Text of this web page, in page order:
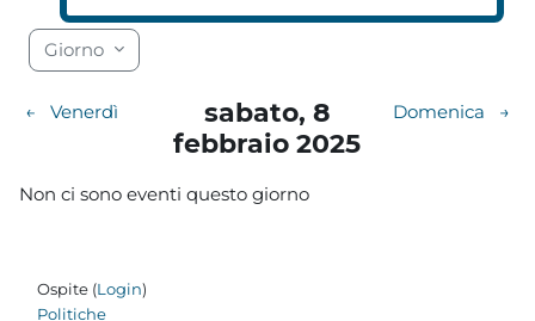
Blocchi
Blocchi
Blocchi
Blocchi
Blocchi
Blocchi
Blocchi
Blocchi
Blocchi
Blocchi
Blocchi
Blocchi
Blocchi
Blocchi
Blocchi
Blocchi
Blocchi
Blocchi
Giorno
← Venerdì
sabato, 8
febbraio 2025
Domenica →
Non ci sono eventi questo giorno
Ospite (Login)
Politiche